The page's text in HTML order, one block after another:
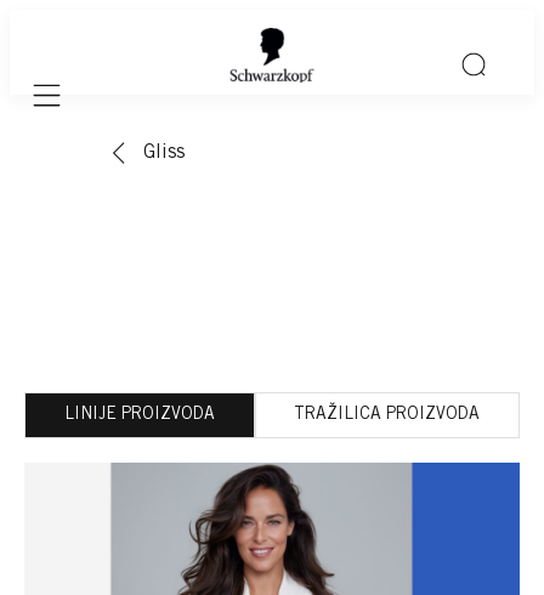
Mobile navigation
Gliss
LINIJE PROIZVODA TRAŽILICA PROIZVODA